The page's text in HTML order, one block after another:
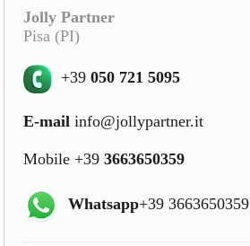
Jolly Partner
Pisa (PI)
+39050 721 5095
E-mail info@jollypartner.it
Mobile +393663650359
Whatsapp+39 3663650359